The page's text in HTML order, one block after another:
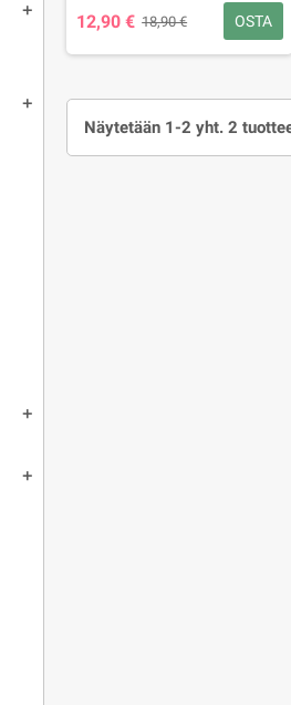
add
add
add
add
12,90 € 18,90 € OSTA
Näytetään 1-2 yht. 2